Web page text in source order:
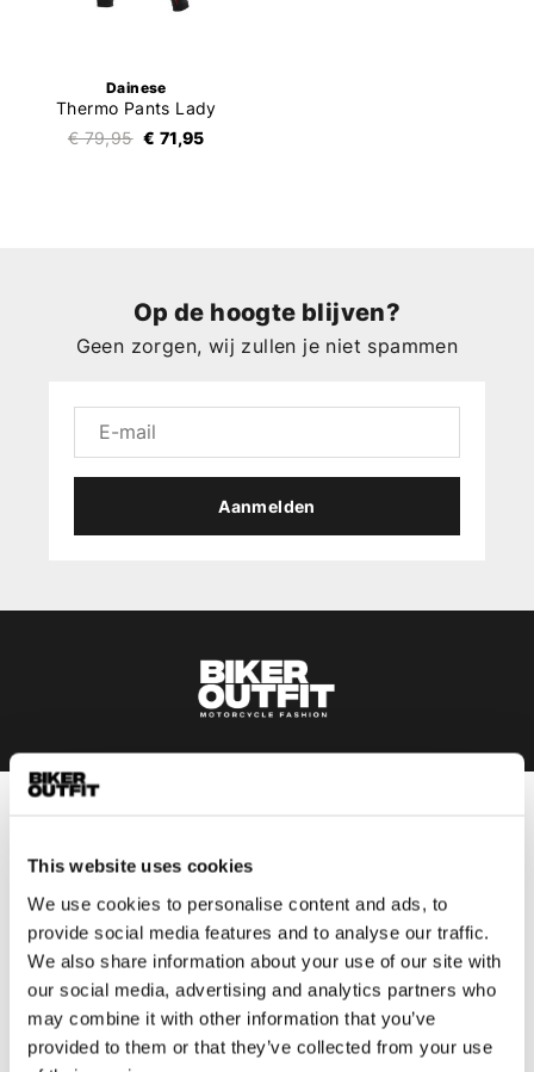
This website uses cookies
We use cookies to personalise content and ads, to
provide social media features and to analyse our traffic.
We also share information about your use of our site with
our social media, advertising and analytics partners who
may combine it with other information that you’ve
provided to them or that they’ve collected from your use
Dainese
Thermo Pants Lady
€ 79,95 € 71,95
Op de hoogte blijven?
Geen zorgen, wij zullen je niet spammen
Aanmelden
Motorkleding heren
Motorjas heren
Motorbroek heren
Motorpak heren
Motorjeans heren
Motorhoodie heren